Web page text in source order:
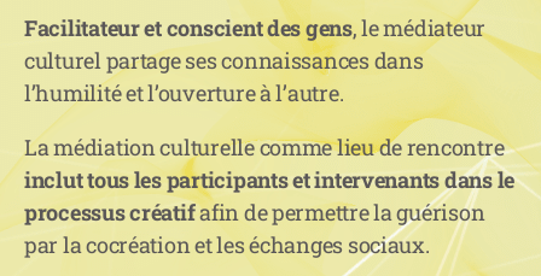
Facilitateur et conscient des gens, le médiateur
culturel partage ses connaissances dans
l’humilité et l’ouverture à l’autre.
La médiation culturelle comme lieu de rencontre
inclut tous les participants et intervenants dans le
processus créatifafin de permettre la guérison
par la cocréation et les échanges sociaux.